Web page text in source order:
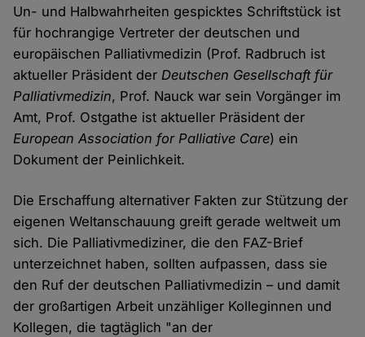
Un- und Halbwahrheiten gespicktes Schriftstück ist
für hochrangige Vertreter der deutschen und
europäischen Palliativmedizin (Prof. Radbruch ist
aktueller Präsident derDeutschen Gesellschaft für
Palliativmedizin, Prof. Nauck war sein Vorgänger im
Amt, Prof. Ostgathe ist aktueller Präsident der
European Association for Palliative Care) ein
Dokument der Peinlichkeit.
Die Erschaffung alternativer Fakten zur Stützung der
eigenen Weltanschauung greift gerade weltweit um
sich. Die Palliativmediziner, die den FAZ-Brief
unterzeichnet haben, sollten aufpassen, dass sie
den Ruf der deutschen Palliativmedizin – und damit
der großartigen Arbeit unzähliger Kolleginnen und
Kollegen, die tagtäglich "an der